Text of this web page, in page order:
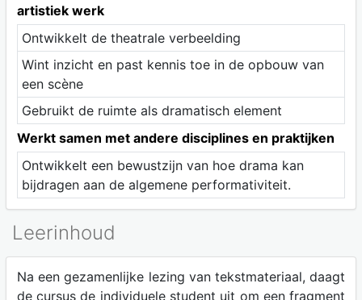
artistiek werk
Ontwikkelt de theatrale verbeelding
Wint inzicht en past kennis toe in de opbouw van
een scène
Gebruikt de ruimte als dramatisch element
Werkt samen met andere disciplines en praktijken
Ontwikkelt een bewustzijn van hoe drama kan
bijdragen aan de algemene performativiteit.
Leerinhoud
Na een gezamenlijke lezing van tekstmateriaal, daagt
de cursus de individuele student uit om een fragment